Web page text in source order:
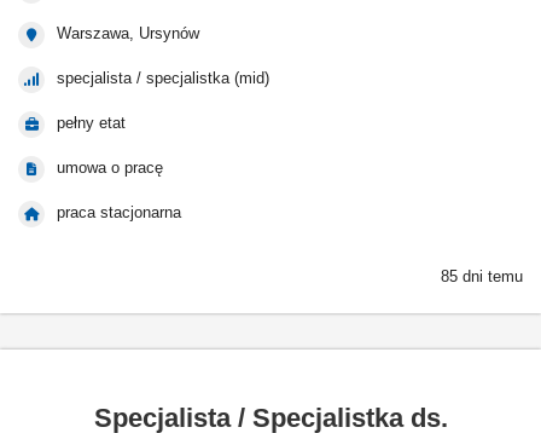
Warszawa, Ursynów
specjalista / specjalistka (mid)
pełny etat
umowa o pracę
praca stacjonarna
85 dni temu
Specjalista / Specjalistka ds.